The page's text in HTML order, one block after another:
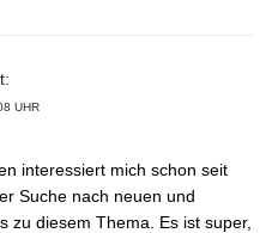
UHR
interessiert mich schon seit
Suche nach neuen und
zu diesem Thema. Es ist super,